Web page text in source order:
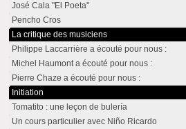
José Cala "El Poeta"
Pencho Cros
La critique des musiciens
Philippe Laccarrière a écouté pour nous :
Michel Haumont a écouté pour nous :
Pierre Chaze a écouté pour nous :
Initiation
Tomatito : une leçon de bulería
Un cours particulier avec Niño Ricardo